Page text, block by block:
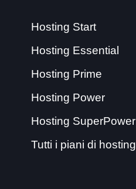
Hosting Start
Hosting Essential
Hosting Prime
Hosting Power
Hosting SuperPower
Tutti i piani di hosting